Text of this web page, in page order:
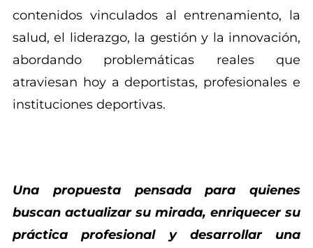
contenidos vinculados al entrenamiento, la
salud, el liderazgo, la gestión y la innovación,
abordando problemáticas reales que
atraviesan hoy a deportistas, profesionales e
instituciones deportivas.
Una propuesta pensada para quienes
buscan actualizar su mirada, enriquecer su
práctica profesional y desarrollar una